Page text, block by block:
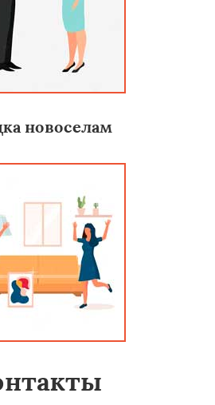
новоселам